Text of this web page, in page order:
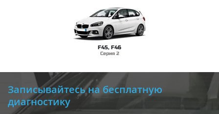
F45, F46
Серия 2
Записывайтесь на бесплатную
диагностику